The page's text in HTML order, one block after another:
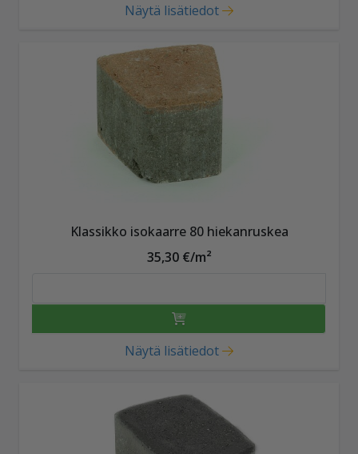
Näytä lisätiedot
Klassikko isokaarre 80 hiekanruskea
35,30 €/m²
Näytä lisätiedot